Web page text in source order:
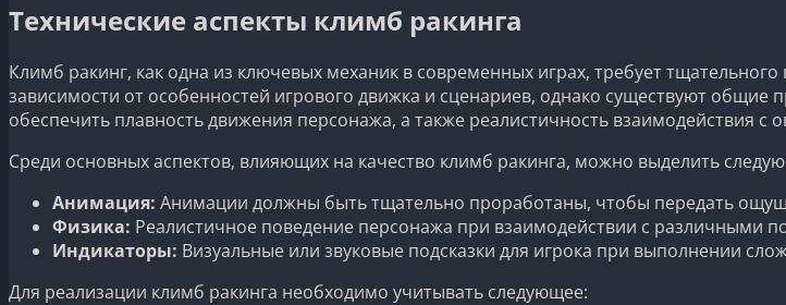
Технические аспекты климб ракинга
Климб ракинг, как одна из ключевых механик в современных играх, требует
зависимости от особенностей игрового движка и сценариев, однако существуют
обеспечить плавность движения персонажа, а также реалистичность взаимодействия с
Среди основных аспектов, влияющих на качество климб ракинга, можно выделить
Анимация: Анимации должны быть тщательно проработаны, чтобы передать
Физика: Реалистичное поведение персонажа при взаимодействии с различными
Индикаторы: Визуальные или звуковые подсказки для игрока при выполнении
Для реализации климб ракинга необходимо учитывать следующее: